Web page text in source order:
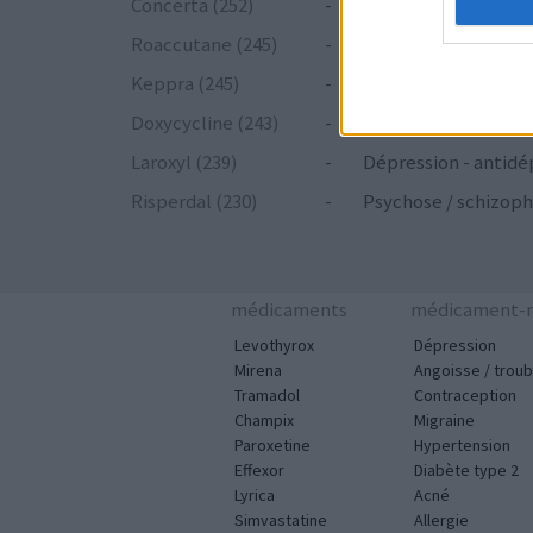
Roaccutane (245)
-
Keppra (245)
-
Doxycycline (243)
-
Laroxyl (239)
-
Dépression -
Risperdal (230)
- Psychose /
médicaments
Levothyrox
Mirena
Tramadol
Champix
Paroxetine
Effexor
Lyrica
Simvastatine
médicament-
Dépression
Angoisse /
Contraception
Migraine
Hypertension
Diabète type 2
Acné
Allergie